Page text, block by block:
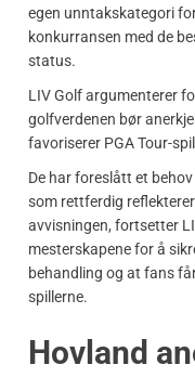
egen unntakskategori
konkurransen med de
status.
LIV Golf argumenterer
golfverdenen bør
favoriserer PGA Tour-
De har foreslått et
som rettferdig
avvisningen, fortsetter
mesterskapene for å
behandling og at fans
spillerne.
Hovland